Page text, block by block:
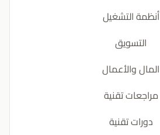
أنظمة التشغيل
التسويق
المال والأعمال
مراجعات تقنية
دورات تقنية